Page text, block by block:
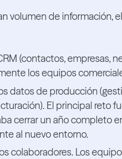
volumen de información,
(contactos, empresas,
los equipos
datos de producción
El principal reto
cerrar un año completo
al nuevo entorno.
colaboradores. Los